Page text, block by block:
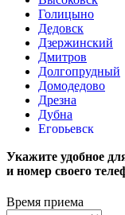
Голицыно
Дедовск
Дзержинский
Дмитров
Долгопрудный
Домодедово
Дрезна
Дубна
Егорьевск
Жуковский
Зарайск
Зеленоград
Укажите удобное
и номер своего
Время приема